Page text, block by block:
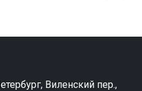
Виленский пер.,